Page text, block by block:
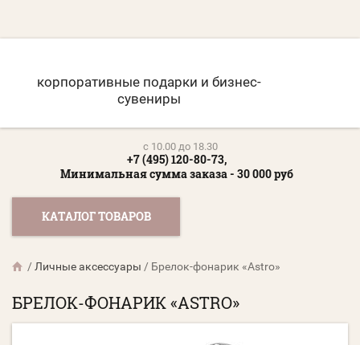
корпоративные подарки и бизнес-
сувениры
c 10.00 до 18.30
+7 (495) 120-80-73,
Минимальная сумма заказа - 30 000 руб
КАТАЛОГ ТОВАРОВ
/ Личные аксессуары / Брелок-фонарик «Astro»
БРЕЛОК-ФОНАРИК «ASTRO»